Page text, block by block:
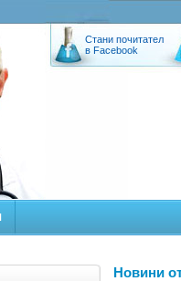
Стани почитател
в Facebook
Новини